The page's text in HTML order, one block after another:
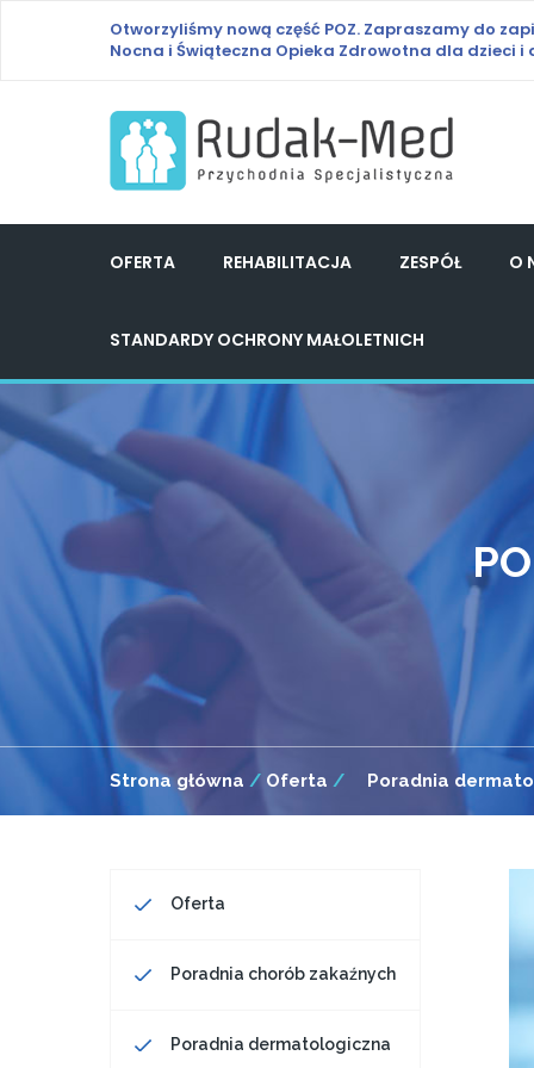
Otworzyliśmy nową część POZ. Zapraszamy do
Nocna i Świąteczna Opieka Zdrowotna dla dzieci i
OFERTA REHABILITACJA ZESPÓŁ O
STANDARDY OCHRONY MAŁOLETNICH
Strona główna / Oferta / Poradnia
Oferta
Poradnia chorób zakaźnych
Poradnia dermatologiczna